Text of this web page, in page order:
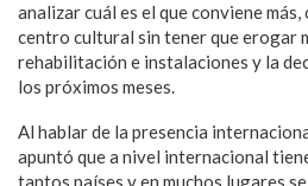
analizar cuál es el que conviene más,
centro cultural sin tener que erogar
rehabilitación e instalaciones y la
los próximos meses.
Al hablar de la presencia
apuntó que a nivel internacional
tantos países y en muchos lugares